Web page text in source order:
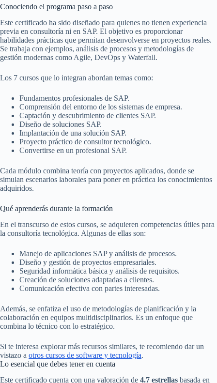
Conociendo el programa paso a paso
Este certificado ha sido diseñado para quienes no tienen experiencia
previa en consultoría ni en SAP. El objetivo es proporcionar
habilidades prácticas que permitan desenvolverse en proyectos reales.
Se trabaja con ejemplos, análisis de procesos y metodologías de
gestión modernas como Agile, DevOps y Waterfall.
Los 7 cursos que lo integran abordan temas como:
Fundamentos profesionales de SAP.
Comprensión del entorno de los sistemas de empresa.
Captación y descubrimiento de clientes SAP.
Diseño de soluciones SAP.
Implantación de una solución SAP.
Proyecto práctico de consultor tecnológico.
Convertirse en un profesional SAP.
Cada módulo combina teoría con proyectos aplicados, donde se
simulan escenarios laborales para poner en práctica los conocimientos
adquiridos.
Qué aprenderás durante la formación
En el transcurso de estos cursos, se adquieren competencias útiles para
la consultoría tecnológica. Algunas de ellas son:
Manejo de aplicaciones SAP y análisis de procesos.
Diseño y gestión de proyectos empresariales.
Seguridad informática básica y análisis de requisitos.
Creación de soluciones adaptadas a clientes.
Comunicación efectiva con partes interesadas.
Además, se enfatiza el uso de metodologías de planificación y la
colaboración en equipos multidisciplinarios. Es un enfoque que
combina lo técnico con lo estratégico.
Si te interesa explorar más recursos similares, te recomiendo dar un
vistazo a otros cursos de software y tecnología.
Lo esencial que debes tener en cuenta
Este certificado cuenta con una valoración de 4.7 estrellas basada en